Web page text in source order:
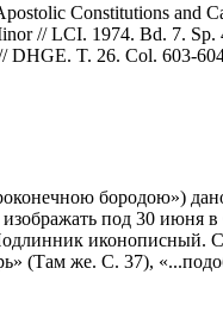
Constitutions and
// LCI. 1974. Bd. 7. Sp.
DHGE. T. 26. Col. 603-
бородою»)
под 30 июня в
иконописный. С.
(Там же. С. 37),